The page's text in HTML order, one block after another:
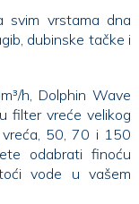
svim vrstama dna
i
h, Dolphin Wave
vreće velikog
50, 70 i 150
vode u vašem